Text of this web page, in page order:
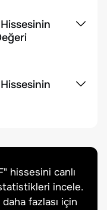
" hissesini canlı
incele.
fazlası için